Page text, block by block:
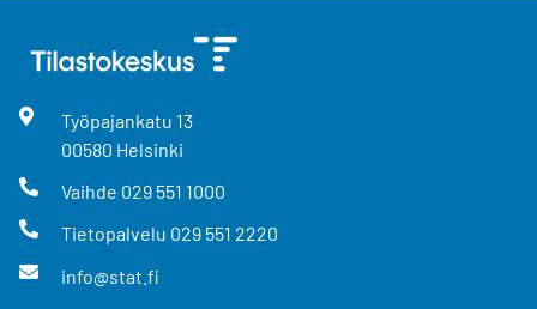
Työpajankatu 13
00580 Helsinki
Vaihde 029 551 1000
Tietopalvelu 029 551 2220
info@stat.fi